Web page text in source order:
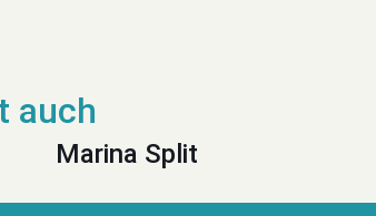
Marina Split